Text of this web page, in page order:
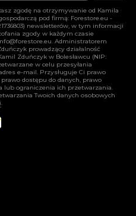
zgodę na otrzymywanie od Kamila
pod firmą: Forestore.eu -
newsletterów, w tym informacji
zgody w każdym czasie
. Administratorem
prowadzący działalność
Zduńczyk w Bolesławcu (NIP:
w celu przesyłania
e-mail. Przysługuje Ci prawo
dostępu do danych, prawo
lub ograniczenia ich przetwarzania.
Twoich danych osobowych
.